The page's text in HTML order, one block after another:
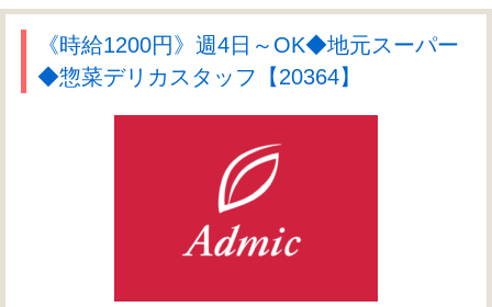
《時給1200円》週4日～OK◆地元スーパー
◆惣菜デリカスタッフ【20364】